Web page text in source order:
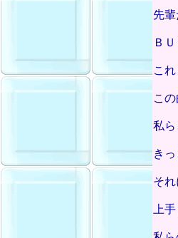
先
Ｂ
こ
こ
私
き
そ
上